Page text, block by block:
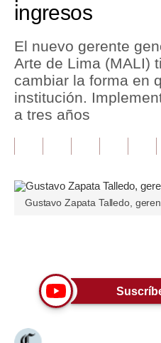
Política
Finanzas Personales
Inmobiliarias
Plus G
Pregunta de hoy
Lujo
ingresos
El nuevo gerente
Arte de Lima (MALI)
cambiar la forma en
institución.
a tres años
Gustavo Zapata Talledo,